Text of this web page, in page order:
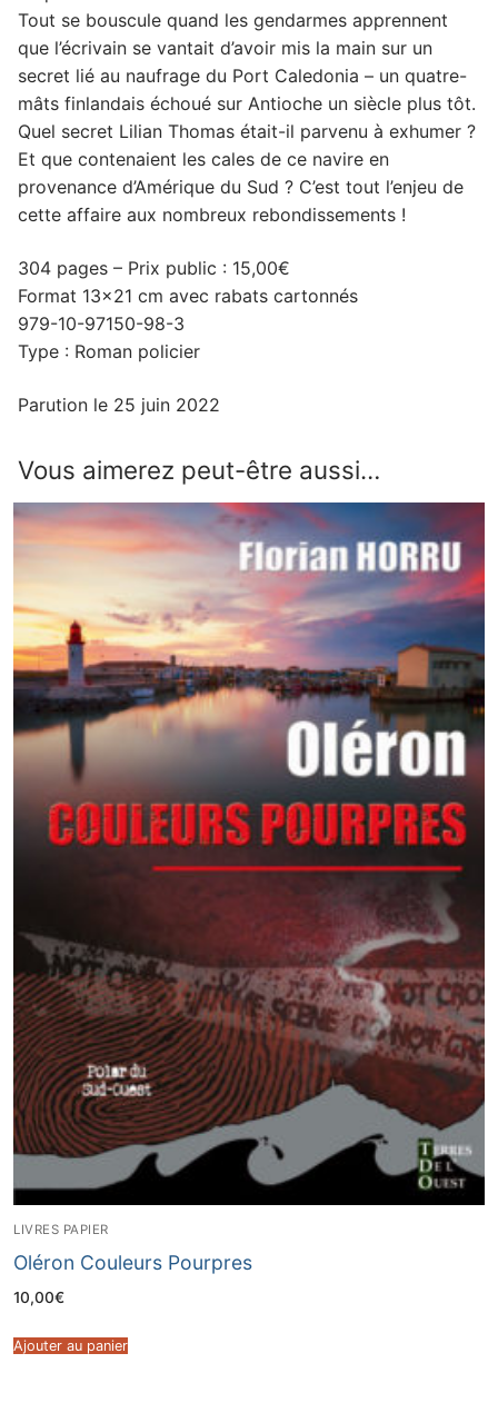
Tout se bouscule quand les gendarmes apprennent
que l’écrivain se vantait d’avoir mis la main sur un
secret lié au naufrage du Port Caledonia – un quatre-
mâts finlandais échoué sur Antioche un siècle plus tôt.
Quel secret Lilian Thomas était-il parvenu à exhumer ?
Et que contenaient les cales de ce navire en
provenance d’Amérique du Sud ? C’est tout l’enjeu de
cette affaire aux nombreux rebondissements !
304 pages – Prix public : 15,00€
Format 13×21 cm avec rabats cartonnés
979-10-97150-98-3
Type : Roman policier
Parution le 25 juin 2022
Vous aimerez peut-être aussi…
LIVRES PAPIER
Oléron Couleurs Pourpres
10,00€
Ajouter au panier